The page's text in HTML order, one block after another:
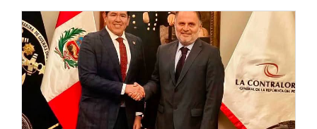
las personas con discapacidad y poblaciones
vulnerables.
Despacho del congresista
José Luis Ancalle